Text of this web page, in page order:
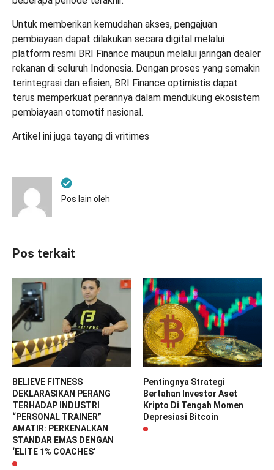
Untuk memberikan kemudahan akses, pengajuan
pembiayaan dapat dilakukan secara digital melalui
platform resmi BRI Finance maupun melalui jaringan dealer
rekanan di seluruh Indonesia. Dengan proses yang semakin
terintegrasi dan efisien, BRI Finance optimistis dapat
terus memperkuat perannya dalam mendukung ekosistem
pembiayaan otomotif nasional.
Artikel ini juga tayang di vritimes
Pos lain oleh
Pos terkait
BELIEVE FITNESS
DEKLARASIKAN PERANG
TERHADAP INDUSTRI
“PERSONAL TRAINER”
AMATIR: PERKENALKAN
STANDAR EMAS DENGAN
‘ELITE 1% COACHES’
Pentingnya Strategi
Bertahan Investor Aset
Kripto Di Tengah Momen
Depresiasi Bitcoin